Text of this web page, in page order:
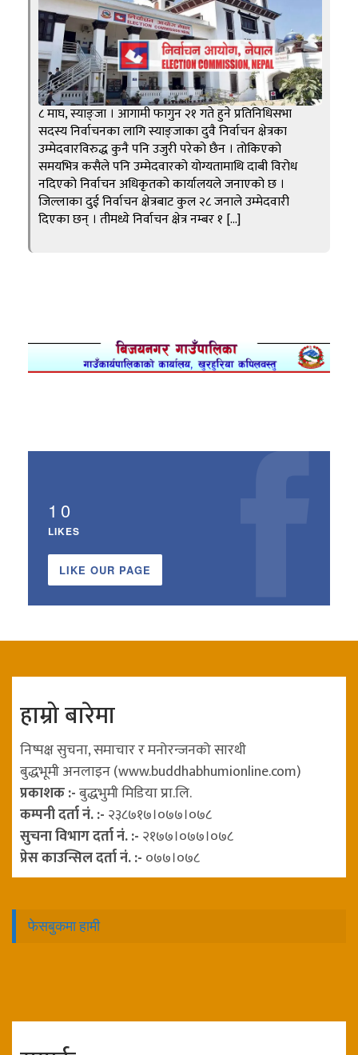
८ माघ, स्याङ्जा । आगामी फागुन २१ गते हुने प्रतिनिधिसभा
सदस्य निर्वाचनका लागि स्याङ्जाका दुवै निर्वाचन क्षेत्रका
उम्मेदवारविरुद्ध कुनै पनि उजुरी परेको छैन । तोकिएको
समयभित्र कसैले पनि उम्मेदवारको योग्यतामाथि दाबी विरोध
नदिएको निर्वाचन अधिकृतको कार्यालयले जनाएको छ ।
जिल्लाका दुई निर्वाचन क्षेत्रबाट कुल २८ जनाले उम्मेदवारी
दिएका छन् । तीमध्ये निर्वाचन क्षेत्र नम्बर १ […]
10
LIKES
LIKE OUR PAGE
हाम्रो बारेमा
निष्पक्ष सुचना, समाचार र मनोरन्जनको सारथी
बुद्धभूमी अनलाइन (www.buddhabhumionline.com)
प्रकाशक :-बुद्धभुमी मिडिया प्रा.लि.
कम्पनी दर्ता नं. :- २३८७१७।०७७।०७८
सुचना विभाग दर्ता नं. :- २१७७।०७७।०७८
प्रेस काउन्सिल दर्ता नं. :- ०७७।०७८
फेसबुकमा हामी